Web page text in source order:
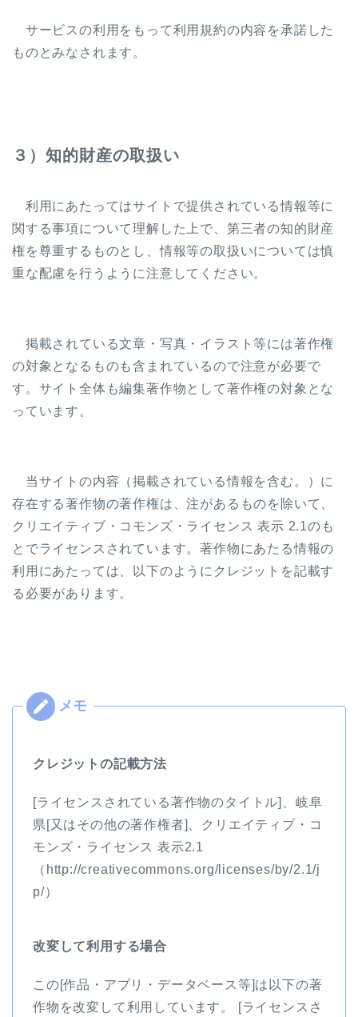
サービスの利用をもって利用規約の内容を承諾した
ものとみなされます。
３）知的財産の取扱い
利用にあたってはサイトで提供されている情報等に
関する事項について理解した上で、第三者の知的財産
権を尊重するものとし、情報等の取扱いについては慎
重な配慮を行うように注意してください。
掲載されている文章・写真・イラスト等には著作権
の対象となるものも含まれているので注意が必要で
す。サイト全体も編集著作物として著作権の対象とな
っています。
当サイトの内容（掲載されている情報を含む。）に
存在する著作物の著作権は、注があるものを除いて、
クリエイティブ・コモンズ・ライセンス 表示 2.1のも
とでライセンスされています。著作物にあたる情報の
利用にあたっては、以下のようにクレジットを記載す
る必要があります。
クレジットの記載方法
[ライセンスされている著作物のタイトル]、岐阜
県[又はその他の著作権者]、クリエイティブ・コ
モンズ・ライセンス 表示2.1
（http://creativecommons.org/licenses/by/2.1/j
p/）
改変して利用する場合
この[作品・アプリ・データベース等]は以下の著
作物を改変して利用しています。 [ライセンスさ